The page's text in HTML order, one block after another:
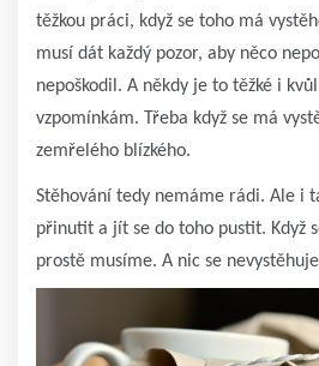
těžkou práci, když se toho má
musí dát každý pozor, aby něco
nepoškodil. A někdy je to těžké i
vzpomínkám. Třeba když se má
zemřelého blízkého.
Stěhování tedy nemáme rádi. Ale i
přinutit a jít se do toho pustit. Když
prostě musíme. A nic se